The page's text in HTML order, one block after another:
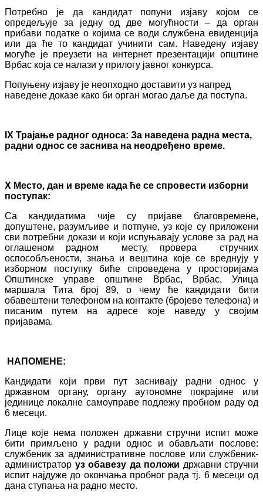
Потребно је да кандидат попуни изјаву којом се
опредељује за једну од две могућности – да орган
прибави податке о којима се води службена евиденција
или да ће то кандидат учинити сам. Наведену изјаву
могуће је преузети на интернет презентацији општине
Врбас која се налази у прилогу јавног конкурса.
Попуњену изјаву је неопходно доставити уз напред
наведене доказе како би орган могао даље да поступа.
IX Трајање радног односа: За наведена радна места,
радни однос се заснива на неодређено време.
X Место, дан и време када ће се спровести изборни
поступак:
Cа кандидатима чије су пријаве благовремене,
допуштене, разумљиве и потпуне, уз које су приложени
сви потребни докази и који испуњавају услове за рад на
оглашеном радном месту, провера стручних
оспособљености, знања и вештина које се вреднују у
изборном поступку биће спроведена у просторијама
Општинске управе општине Врбас, Врбас, Улица
маршала Тита број 89, о чему ће кандидати бити
обавештени телефоном на контакте (бројеве телефона) и
писаним путем на адресе које наведу у својим
пријавама.
НАПОМЕНЕ:
Кандидати који први пут заснивају радни однос у
државном органу, органу аутономне покрајине или
јединице локалне самоуправе подлежу пробном раду од
6 месеци.
Лице које нема положен државни стручни испит може
бити примљено у радни однос и обављати послове:
службеник за административне послове или службеник-
администратор уз обавезу да положи државни стручни
испит најдуже до окончања пробног рада тј. 6 месеци од
дана ступања на радно место.